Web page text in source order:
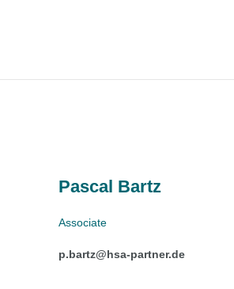
Pascal Bartz
Associate
p.bartz@hsa-partner.de